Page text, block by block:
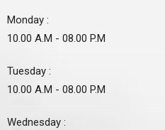
Monday :
10.00 A.M - 08.00 P.M
Tuesday :
10.00 A.M - 08.00 P.M
Wednesday :